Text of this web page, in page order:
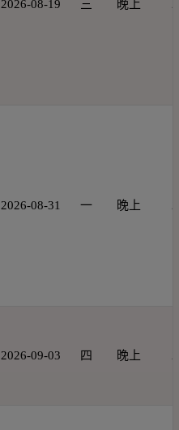
2026-08-19 三 晚上
2026-08-31 一 晚上
2026-09-03 四 晚上